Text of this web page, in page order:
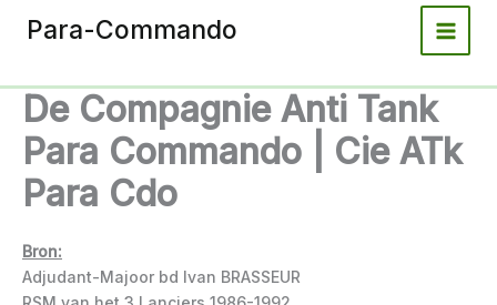
naar
inhoud
Para-Commando
De Compagnie Anti Tank
Para Commando | Cie ATk
Para Cdo
Bron:
Adjudant-Majoor bd Ivan BRASSEUR